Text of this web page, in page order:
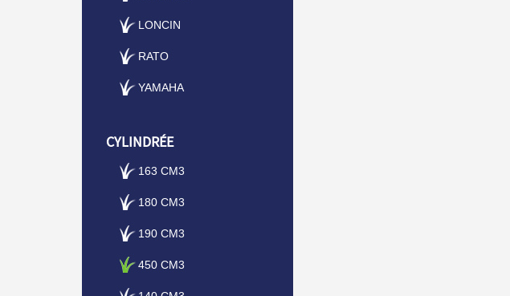
LONCIN
RATO
YAMAHA
CYLINDRÉE
163 CM3
180 CM3
190 CM3
450 CM3